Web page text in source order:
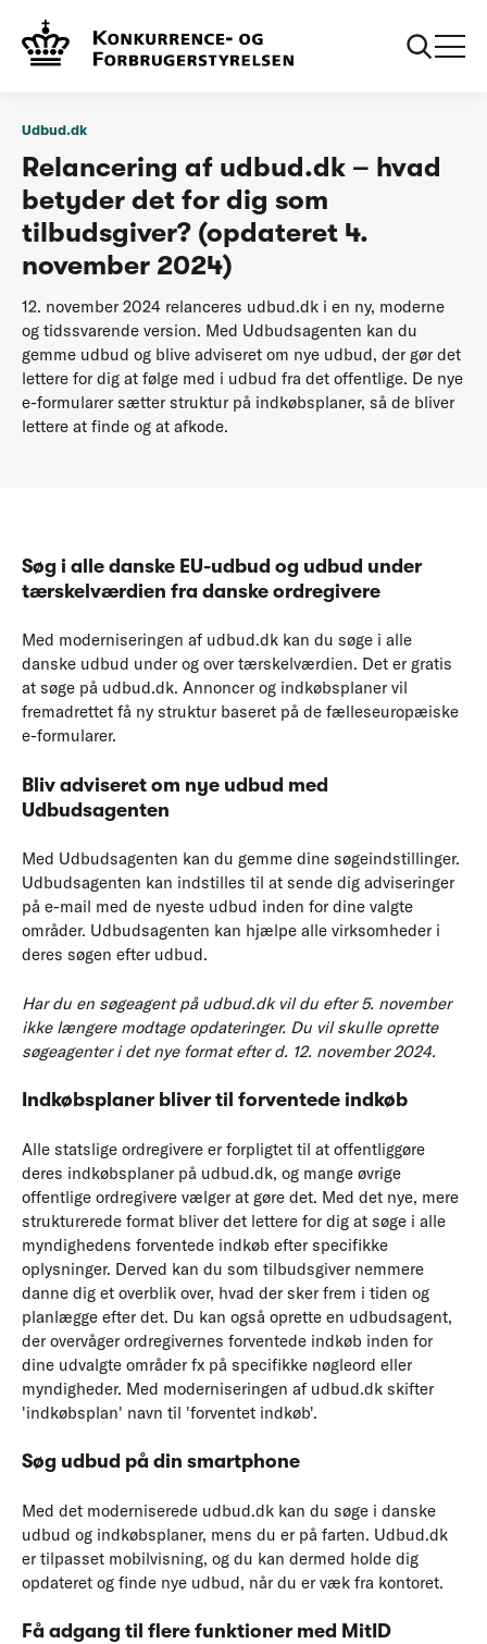
Om udbud.dk
Udbud.dk
Relancering af udbud.dk – hvad
betyder det for dig som
tilbudsgiver? (opdateret 4.
november 2024)
12. november 2024 relanceres udbud.dk i en ny, moderne
og tidssvarende version. Med Udbudsagenten kan du
gemme udbud og blive adviseret om nye udbud, der gør det
lettere for dig at følge med i udbud fra det offentlige. De nye
e-formularer sætter struktur på indkøbsplaner, så de bliver
lettere at finde og at afkode.
Søg i alle danske EU-udbud og udbud under
tærskelværdien fra danske ordregivere
Med moderniseringen af udbud.dk kan du søge i alle
danske udbud under og over tærskelværdien. Det er gratis
at søge på udbud.dk. Annoncer og indkøbsplaner vil
fremadrettet få ny struktur baseret på de fælleseuropæiske
e-formularer.
Bliv adviseret om nye udbud med
Udbudsagenten
Med Udbudsagenten kan du gemme dine søgeindstillinger.
Udbudsagenten kan indstilles til at sende dig adviseringer
på e-mail med de nyeste udbud inden for dine valgte
områder. Udbudsagenten kan hjælpe alle virksomheder i
deres søgen efter udbud.
Har du en søgeagent på udbud.dk vil du efter 5. november
ikke længere modtage opdateringer. Du vil skulle oprette
søgeagenter i det nye format efter d. 12. november 2024.
Indkøbsplaner bliver til forventede indkøb
Alle statslige ordregivere er forpligtet til at offentliggøre
deres indkøbsplaner på udbud.dk, og mange øvrige
offentlige ordregivere vælger at gøre det. Med det nye, mere
strukturerede format bliver det lettere for dig at søge i alle
myndighedens forventede indkøb efter specifikke
oplysninger. Derved kan du som tilbudsgiver nemmere
danne dig et overblik over, hvad der sker frem i tiden og
planlægge efter det. Du kan også oprette en udbudsagent,
der overvåger ordregivernes forventede indkøb inden for
dine udvalgte områder fx på specifikke nøgleord eller
myndigheder. Med moderniseringen af udbud.dk skifter
'indkøbsplan' navn til 'forventet indkøb'.
Søg udbud på din smartphone
Med det moderniserede udbud.dk kan du søge i danske
udbud og indkøbsplaner, mens du er på farten. Udbud.dk
er tilpasset mobilvisning, og du kan dermed holde dig
opdateret og finde nye udbud, når du er væk fra kontoret.
Få adgang til flere funktioner med MitID